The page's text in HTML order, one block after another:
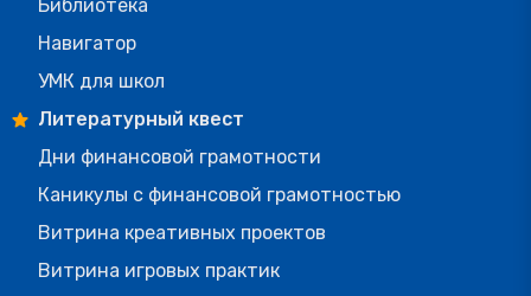
Библиотека
Навигатор
УМК для школ
Литературный квест
Дни финансовой грамотности
Каникулы с финансовой грамотностью
Витрина креативных проектов
Витрина игровых практик